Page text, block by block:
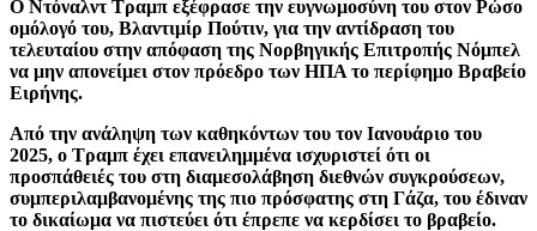
Ο Ντόναλντ Τραμπ εξέφρασε την ευγνωμοσύνη του στον Ρώσο
ομόλογό του, Βλαντιμίρ Πούτιν, για την αντίδραση του
τελευταίου στην απόφαση της Νορβηγικής Επιτροπής Νόμπελ
να μην απονείμει στον πρόεδρο των ΗΠΑ το περίφημο Βραβείο
Ειρήνης.
Από την ανάληψη των καθηκόντων του τον Ιανουάριο του
2025, ο Τραμπ έχει επανειλημμένα ισχυριστεί ότι οι
προσπάθειές του στη διαμεσολάβηση διεθνών συγκρούσεων,
συμπεριλαμβανομένης της πιο πρόσφατης στη Γάζα, του έδιναν
το δικαίωμα να πιστεύει ότι έπρεπε να κερδίσει το βραβείο.